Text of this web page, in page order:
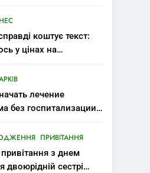
коштує текст:
у цінах на
лечение
без госпитализации:
ПРИВІТАННЯ
з днем
двоюрідній сестрі